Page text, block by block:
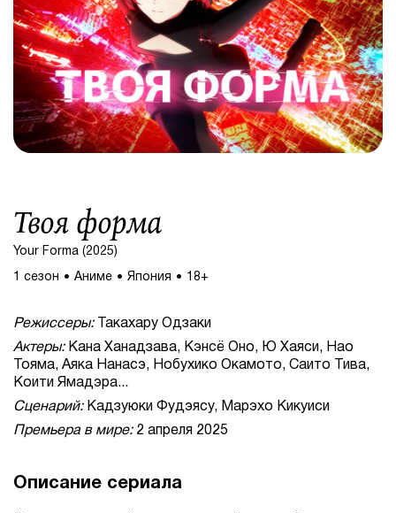
Твоя форма
Your Forma (2025)
1 сезон Аниме Япония 18+
Режиссеры:Такахару Одзаки
Актеры:Кана Ханадзава, Кэнсё Оно, Ю Хаяси, Нао
Тояма, Аяка Нанасэ, Нобухико Окамото, Саито Тива,
Коити Ямадэра...
Сценарий:Кадзуюки Фудэясу, Марэхо Кикуиси
Премьера в мире:2 апреля 2025
Описание сериала